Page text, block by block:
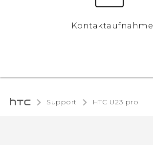
Kontaktaufnahme
Support HTC U23 pro‎